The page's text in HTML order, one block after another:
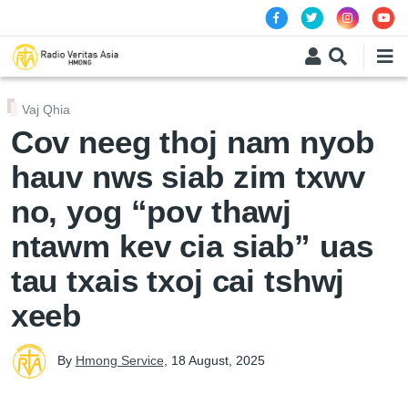
Vaj Qhia
Cov neeg thoj nam nyob
hauv nws siab zim txwv
no, yog “pov thawj
ntawm kev cia siab” uas
tau txais txoj cai tshwj
xeeb
By Hmong Service, 18 August, 2025